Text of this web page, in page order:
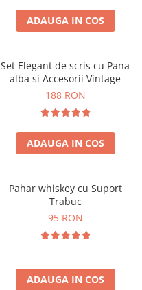
ADAUGA IN COS
Set Elegant de scris cu Pana
alba si Accesorii Vintage
188 RON
ADAUGA IN COS
Pahar whiskey cu Suport
Trabuc
95 RON
ADAUGA IN COS